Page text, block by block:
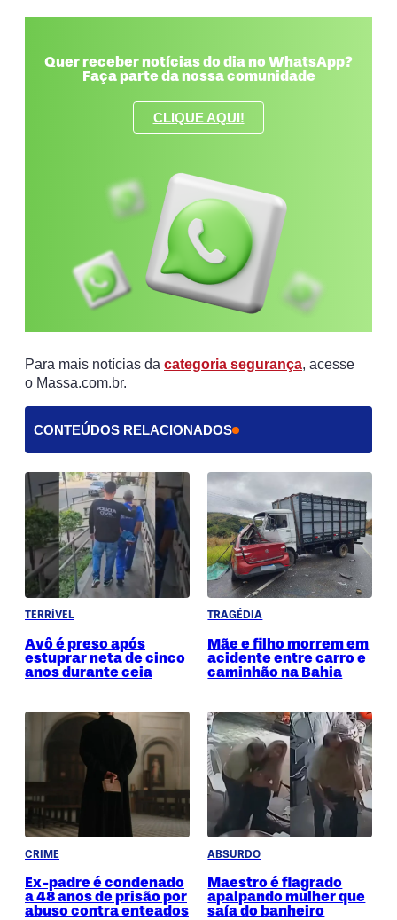
Quer receber notícias do dia no WhatsApp?
Faça parte da nossa comunidade
CLIQUE AQUI!
Para mais notícias da categoria segurança, acesse
o Massa.com.br.
CONTEÚDOS RELACIONADOS
TERRÍVEL
Avô é preso após
estuprar neta de cinco
anos durante ceia
TRAGÉDIA
Mãe e filho morrem em
acidente entre carro e
caminhão na Bahia
CRIME
Ex-padre é condenado
a 48 anos de prisão por
abuso contra enteados
ABSURDO
Maestro é flagrado
apalpando mulher que
saía do banheiro